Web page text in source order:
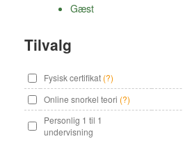
Gæst
Tilvalg
Fysisk certifikat (?)
Online snorkel teori (?)
Personlig 1 til 1
undervisning